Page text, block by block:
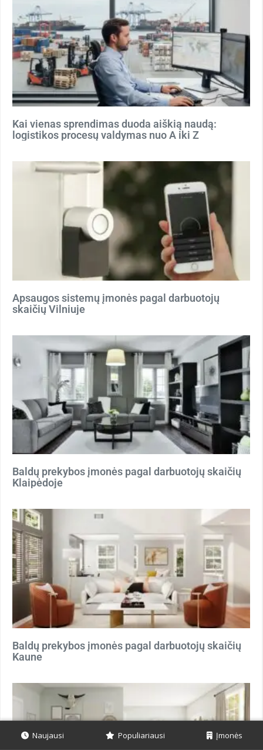
Kai vienas sprendimas duoda aiškią naudą:
logistikos procesų valdymas nuo A iki Z
Apsaugos sistemų įmonės pagal darbuotojų
skaičių Vilniuje
Baldų prekybos įmonės pagal darbuotojų skaičių
Klaipėdoje
Baldų prekybos įmonės pagal darbuotojų skaičių
Kaune
Naujausi Populiariausi Įmonės